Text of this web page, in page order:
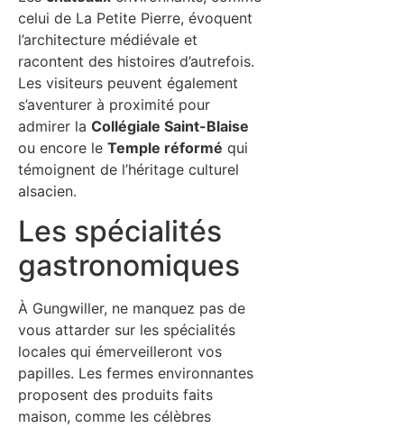
celui de La Petite Pierre, évoquent
l’architecture médiévale et
racontent des histoires d’autrefois.
Les visiteurs peuvent également
s’aventurer à proximité pour
admirer la Collégiale Saint-Blaise
ou encore le Temple réformé qui
témoignent de l’héritage culturel
alsacien.
Les spécialités
gastronomiques
À Gungwiller, ne manquez pas de
vous attarder sur les spécialités
locales qui émerveilleront vos
papilles. Les fermes environnantes
proposent des produits faits
maison, comme les célèbres